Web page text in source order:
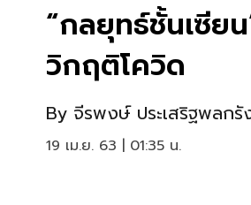
“กลยุทธ์ชั้นเซีย
วิกฤติโควิด
By จีรพงษ์ ประเสริฐพลกรั
19 เม.ย. 63 | 01:35 น.